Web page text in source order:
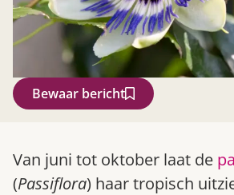
Bewaar bericht
Van juni tot oktober laat de
(Passiflora) haar tropisch